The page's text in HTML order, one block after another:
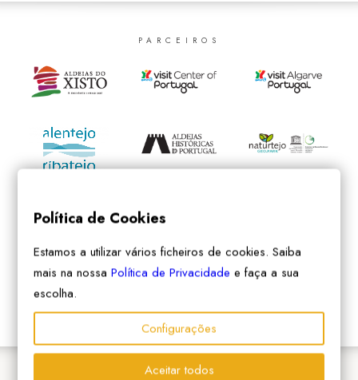
PARCEIROS
Política de Cookies
Estamos a utilizar vários ficheiros de cookies. Saiba
mais na nossaPolítica de Privacidade e faça a sua
escolha.
Configurações
Aceitar todos